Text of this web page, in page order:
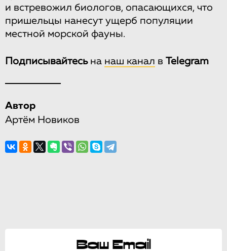
и встревожил биологов, опасающихся, что
пришельцы нанесут ущерб популяции
местной морской фауны.
Подписывайтесьна наш канал в Telegram
Автор
Артём Новиков
Ваш Email